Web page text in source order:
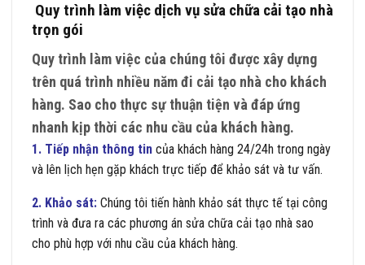
Quy trình làm việc dịch vụ sửa chữa cải tạo nhà
trọn gói
Quy trình làm việc của chúng tôi được xây dựng
trên quá trình nhiều năm đi cải tạo nhà cho khách
hàng. Sao cho thực sự thuận tiện và đáp ứng
nhanh kịp thời các nhu cầu của khách hàng.
1. Tiếp nhận thông tin của khách hàng 24/24h trong ngày
và lên lịch hẹn gặp khách trực tiếp để khảo sát và tư vấn.
2. Khảo sát: Chúng tôi tiến hành khảo sát thực tế tại công
trình và đưa ra các phương án sửa chữa cải tạo nhà sao
cho phù hợp với nhu cầu của khách hàng.